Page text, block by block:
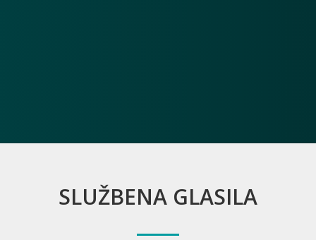
SLUŽBENA GLASILA